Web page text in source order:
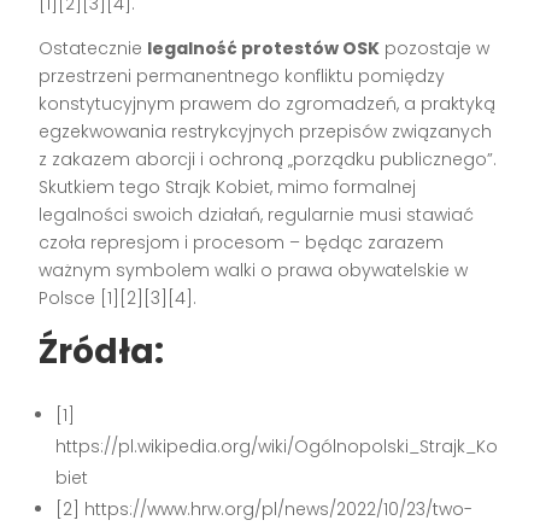
Ostatecznie legalność protestów OSK pozostaje w
przestrzeni permanentnego konfliktu pomiędzy
konstytucyjnym prawem do zgromadzeń, a praktyką
egzekwowania restrykcyjnych przepisów związanych
z zakazem aborcji i ochroną „porządku publicznego”.
Skutkiem tego Strajk Kobiet, mimo formalnej
legalności swoich działań, regularnie musi stawiać
czoła represjom i procesom – będąc zarazem
ważnym symbolem walki o prawa obywatelskie w
Polsce [1][2][3][4] .
Źródła:
[1]
https://pl.wikipedia.org/wiki/Ogólnopolski_Strajk_Ko
biet
[2] https://www.hrw.org/pl/news/2022/10/23/two-